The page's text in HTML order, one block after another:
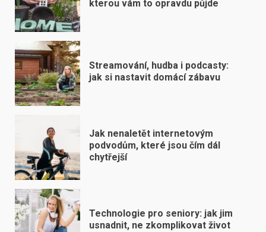
kterou vám to opravdu půjde
Streamování, hudba i podcasty:
jak si nastavit domácí zábavu
Jak nenaletět internetovým
podvodům, které jsou čím dál
chytřejší
Technologie pro seniory: jak jim
usnadnit, ne zkomplikovat život